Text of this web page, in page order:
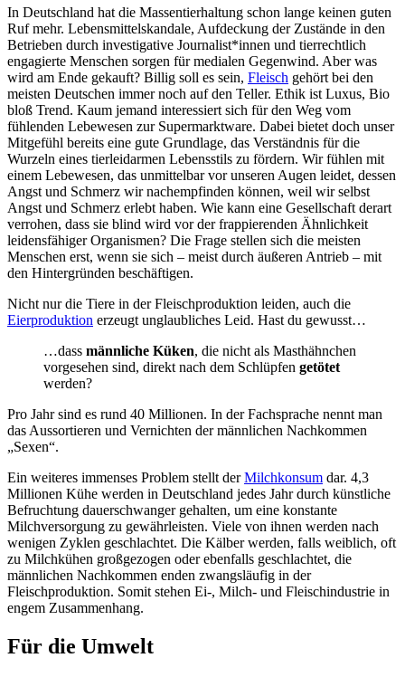
In Deutschland hat die Massentierhaltung schon lange keinen guten
Ruf mehr. Lebensmittelskandale, Aufdeckung der Zustände in den
Betrieben durch investigative Journalist*innen und tierrechtlich
engagierte Menschen sorgen für medialen Gegenwind. Aber was
wird am Ende gekauft? Billig soll es sein, Fleisch gehört bei den
meisten Deutschen immer noch auf den Teller. Ethik ist Luxus, Bio
bloß Trend. Kaum jemand interessiert sich für den Weg vom
fühlenden Lebewesen zur Supermarktware. Dabei bietet doch unser
Mitgefühl bereits eine gute Grundlage, das Verständnis für die
Wurzeln eines tierleidarmen Lebensstils zu fördern. Wir fühlen mit
einem Lebewesen, das unmittelbar vor unseren Augen leidet, dessen
Angst und Schmerz wir nachempfinden können, weil wir selbst
Angst und Schmerz erlebt haben. Wie kann eine Gesellschaft derart
verrohen, dass sie blind wird vor der frappierenden Ähnlichkeit
leidensfähiger Organismen? Die Frage stellen sich die meisten
Menschen erst, wenn sie sich – meist durch äußeren Antrieb – mit
den Hintergründen beschäftigen.
Nicht nur die Tiere in der Fleischproduktion leiden, auch die
Eierproduktion erzeugt unglaubliches Leid. Hast du gewusst…
…dass männliche Küken, die nicht als Masthähnchen
vorgesehen sind, direkt nach dem Schlüpfen getötet
werden?
Pro Jahr sind es rund 40 Millionen. In der Fachsprache nennt man
das Aussortieren und Vernichten der männlichen Nachkommen
„Sexen“.
Ein weiteres immenses Problem stellt derMilchkonsum dar. 4,3
Millionen Kühe werden in Deutschland jedes Jahr durch künstliche
Befruchtung dauerschwanger gehalten, um eine konstante
Milchversorgung zu gewährleisten. Viele von ihnen werden nach
wenigen Zyklen geschlachtet. Die Kälber werden, falls weiblich, oft
zu Milchkühen großgezogen oder ebenfalls geschlachtet, die
männlichen Nachkommen enden zwangsläufig in der
Fleischproduktion. Somit stehen Ei-, Milch- und Fleischindustrie in
engem Zusammenhang.
Für die Umwelt